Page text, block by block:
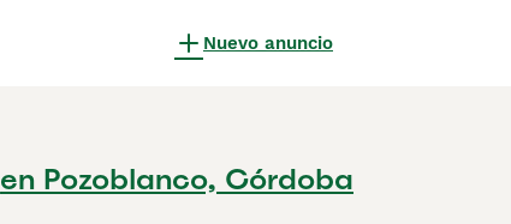
Nuevo anuncio
en Pozoblanco, Córdoba